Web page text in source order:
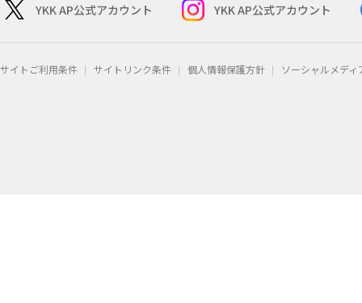
YKK AP公式アカウント YKK AP公式アカウント
サイトご利用条件 サイトリンク条件 個人情報保護方針 ソーシャルメデ